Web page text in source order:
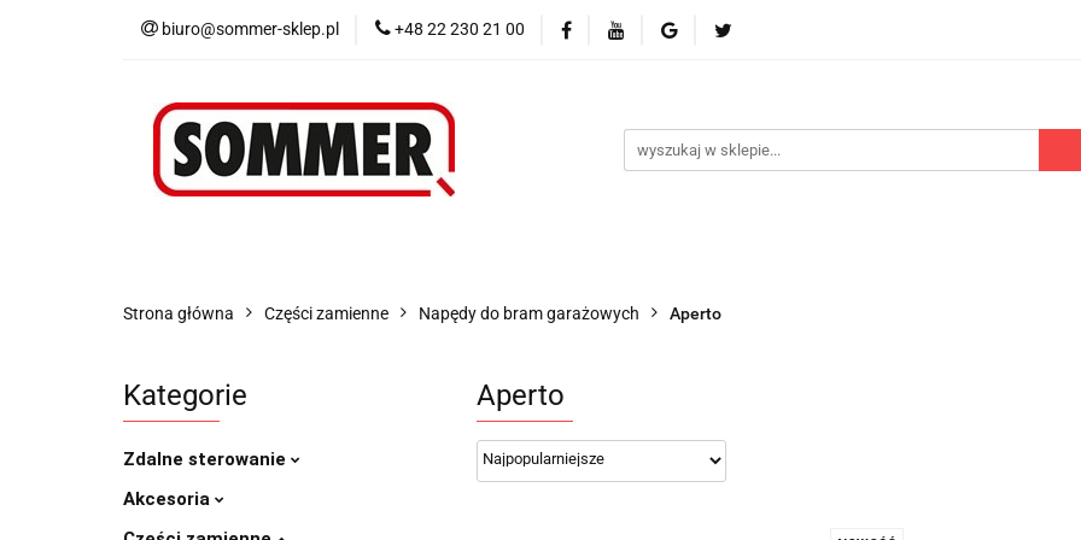
biuro@sommer-sklep.pl +48 22 230 21 00
Menu Piloty i odbiorniki Akcesoria
Blog Promocje Polecamy Nowości
Strona główna Części zamienne Napędy do bram garażowych Aperto
Kategorie
Zdalne sterowanie
Akcesoria
Aperto